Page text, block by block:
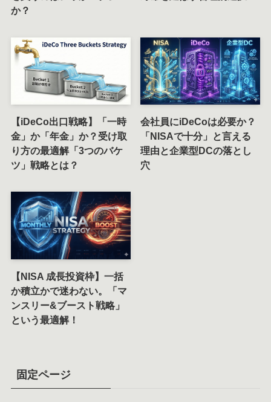
か？
【iDeCo出口戦略】「一時
金」か「年金」か？受け取
り方の最適解「3つのバケ
ツ」戦略とは？
会社員にiDeCoは必要か？
「NISAで十分」と言える
理由と企業型DCの落とし
穴
【NISA 成長投資枠】一括
か積立かで迷わない。「マ
ンスリー&ブースト戦略」
という最適解！
固定ページ